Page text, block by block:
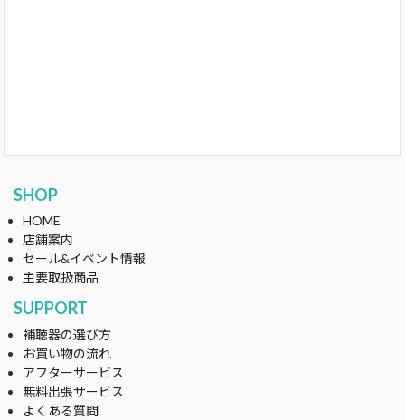
SHOP
HOME
店舗案内
セール&イベント情報
主要取扱商品
SUPPORT
補聴器の選び方
お買い物の流れ
アフターサービス
無料出張サービス
よくある質問